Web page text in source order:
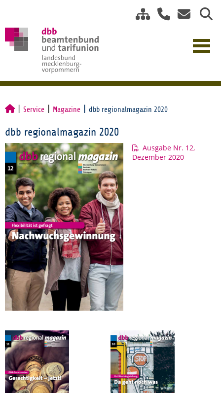
Service Magazine dbb regionalmagazin 2020
dbb regionalmagazin 2020
Ausgabe Nr. 12,
Dezember 2020